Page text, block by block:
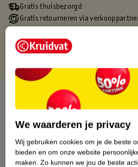
Gratis thuisbezorgd
Gratis retourneren via
Over dit product
Nature Impact Score
Dit product heeft
We waarderen je privacy
Wij gebruiken cookies om je de beste
bieden en om onze website
maken. Zo kunnen we jou de beste